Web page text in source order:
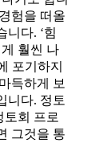
험을 떠올
니다. ‘힘
훨씬 나
포기하지
득하게 보
니다. 정토
토회 프로
그것을 통